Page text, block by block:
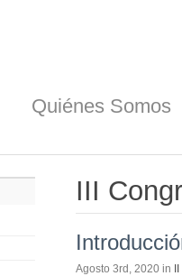
Quiénes Somos
III
Agosto 3rd, 2020 in